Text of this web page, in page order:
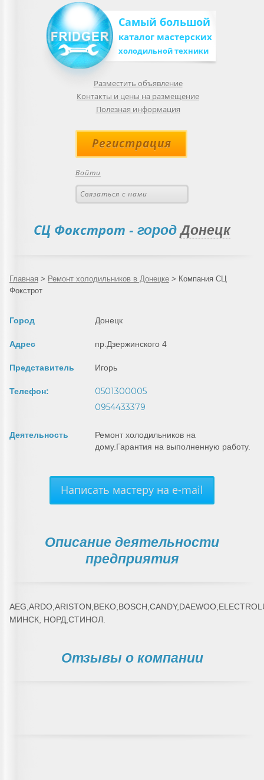
Самый большой
каталог мастерских
холодильной техники
Разместить объявление
Контакты и цены на размещение
Полезная информация
Регистрация
Войти
Связаться с нами
СЦ Фокстрот - городДонецк
Главная > Ремонт холодильников в Донецке > Компания СЦ
Фокстрот
Город Донецк
Адрес пр.Дзержинского 4
Представитель Игорь
Телефон:
0501300005
0954433379
Деятельность
Ремонт холодильников на
дому.Гарантия на выполненную работу.
Написать мастеру на e-mail
Описание деятельности
предприятия
МИНСК, НОРД,СТИНОЛ.
Отзывы о компании